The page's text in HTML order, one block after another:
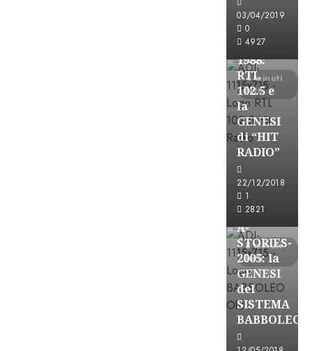
03/04/2019
0
4927
4 minuti
letti
FREE
A-
STORIES-
1988:
RTL
102.5 e
la
GENESI
di “HIT
RADIO”
22/12/2018
1
2821
8 minuti
letti
Formazione
FREE
A-
STORIES-
2005: la
GENESI
del
SISTEMA
BABBOLEO